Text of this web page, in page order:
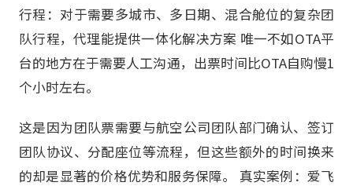
行程：对于需要多城市、多日期、混合舱位的复杂团
队行程，代理能提供一体化解决方案 唯一不如OTA平
台的地方在于需要人工沟通，出票时间比OTA自购慢1
个小时左右。
这是因为团队票需要与航空公司团队部门确认、签订
团队协议、分配座位等流程，但这些额外的时间换来
的却是显著的价格优势和服务保障。 真实案例：爱飞